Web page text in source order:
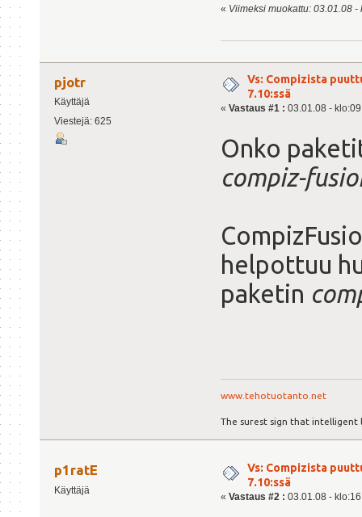
« Viimeksi muokattu: 03.01.08
pjotr
Käyttäjä
Viestejä: 625
Vs: Compizista
7.10:ssä
« Vastaus #1 : 03.01.08 -
Onko
compiz-
helpottuu
paketin
www.tehotuotanto.net
The surest sign that
p1ratE
Käyttäjä
Vs: Compizista
7.10:ssä
« Vastaus #2 : 03.01.08 -